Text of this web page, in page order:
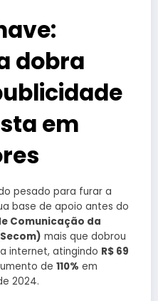
dobra
em
pesado para furar a
base de apoio antes do
Comunicação da
mais que dobrou
internet, atingindo R$ 69
de 110% em
2024.